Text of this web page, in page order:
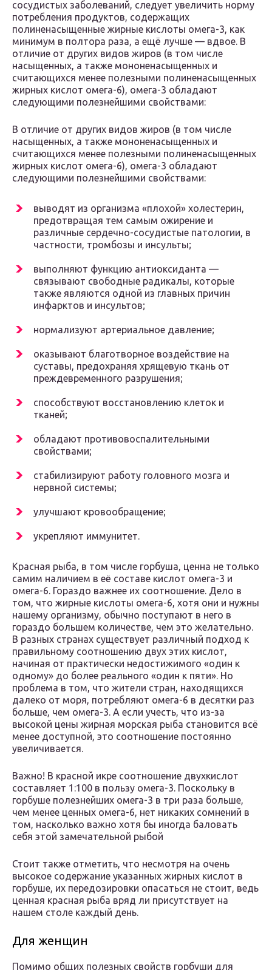
сосудистых заболеваний, следует увеличить норму
потребления продуктов, содержащих
полиненасыщенные жирные кислоты омега-3, как
минимум в полтора раза, а ещё лучше — вдвое. В
отличие от других видов жиров (в том числе
насыщенных, а также мононенасыщенных и
считающихся менее полезными полиненасыщенных
жирных кислот омега-6), омега-3 обладают
следующими полезнейшими свойствами:
В отличие от других видов жиров (в том числе
насыщенных, а также мононенасыщенных и
считающихся менее полезными полиненасыщенных
жирных кислот омега-6), омега-3 обладают
следующими полезнейшими свойствами:
выводят из организма «плохой» холестерин,
предотвращая тем самым ожирение и
различные сердечно-сосудистые патологии, в
частности, тромбозы и инсульты;
выполняют функцию антиоксиданта —
связывают свободные радикалы, которые
также являются одной из главных причин
инфарктов и инсультов;
нормализуют артериальное давление;
оказывают благотворное воздействие на
суставы, предохраняя хрящевую ткань от
преждевременного разрушения;
способствуют восстановлению клеток и
тканей;
обладают противовоспалительными
свойствами;
стабилизируют работу головного мозга и
нервной системы;
улучшают кровообращение;
укрепляют иммунитет.
Красная рыба, в том числе горбуша, ценна не только
самим наличием в её составе кислот омега-3 и
омега-6. Гораздо важнее их соотношение. Дело в
том, что жирные кислоты омега-6, хотя они и нужны
нашему организму, обычно поступают в него в
гораздо большем количестве, чем это желательно.
В разных странах существует различный подход к
правильному соотношению двух этих кислот,
начиная от практически недостижимого «один к
одному» до более реального «один к пяти». Но
проблема в том, что жители стран, находящихся
далеко от моря, потребляют омега-6 в десятки раз
больше, чем омега-3. А если учесть, что из-за
высокой цены жирная морская рыба становится всё
менее доступной, это соотношение постоянно
увеличивается.
Важно! В красной икре соотношение двухкислот
составляет 1:100 в пользу омега-3. Поскольку в
горбуше полезнейших омега-3 в три раза больше,
чем менее ценных омега-6, нет никаких сомнений в
том, насколько важно хотя бы иногда баловать
себя этой замечательной рыбой
Стоит также отметить, что несмотря на очень
высокое содержание указанных жирных кислот в
горбуше, их передозировки опасаться не стоит, ведь
ценная красная рыба вряд ли присутствует на
нашем столе каждый день.
Для женщин
Помимо общих полезных свойств горбуши для